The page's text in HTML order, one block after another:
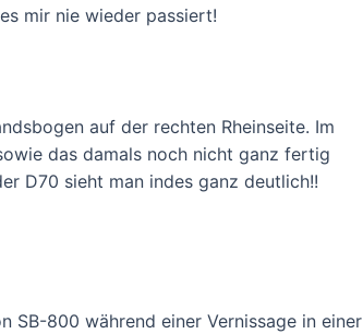
mir nie wieder passiert!
auf der rechten Rheinseite. Im
das damals noch nicht ganz fertig
D70 sieht man indes ganz deutlich!!
SB-800 während einer Vernissage in einer